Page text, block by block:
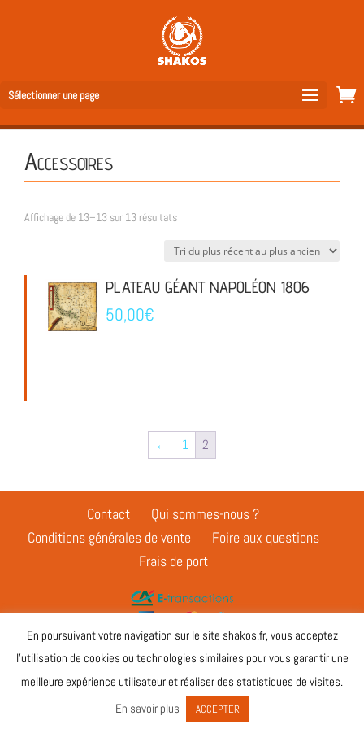
Sélectionner une page
Accessoires
Affichage de 13–13 sur 13 résultatsTrié
récent
PLATEAU GÉANT NAPOLÉON 1806
50,00€
← 1 2
Contact
Qui sommes-nous ?
Conditions générales de vente
Foire aux questions
Frais de port
Suivez nous sur
Copyright © shakos.fr 2020 - all rights reserved -
En poursuivant votre navigation sur le site shakos.fr, vous acceptez
l’utilisation de cookies ou technologies similaires pour vous garantir une
meilleure expérience utilisateur et réaliser des statistiques de visites.
En savoir plus
ACCEPTER